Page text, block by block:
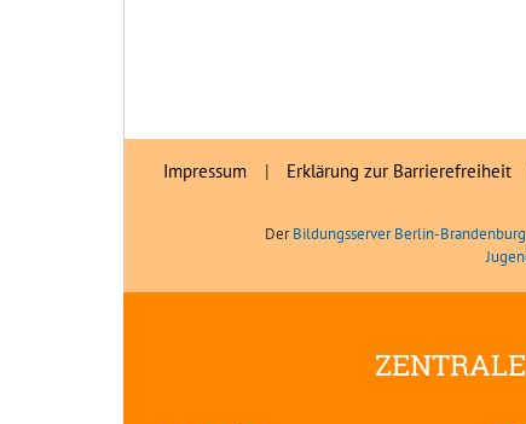
Impressum | Erklärung zur Barrierefreiheit
DerBildungsserver Berlin-Brandenburg